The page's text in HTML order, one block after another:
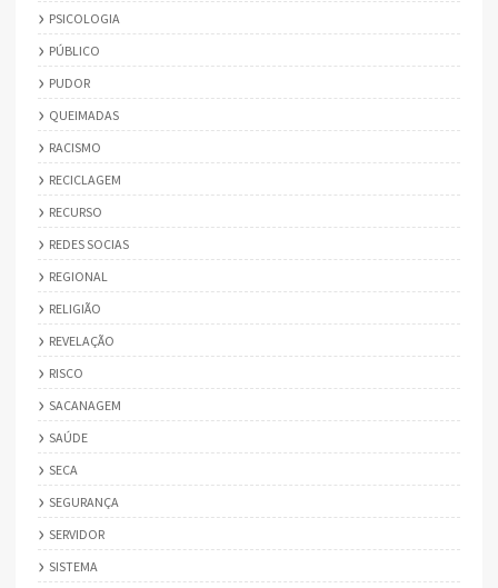
PSICOLOGIA
PÚBLICO
PUDOR
QUEIMADAS
RACISMO
RECICLAGEM
RECURSO
REDES SOCIAS
REGIONAL
RELIGIÃO
REVELAÇÃO
RISCO
SACANAGEM
SAÚDE
SECA
SEGURANÇA
SERVIDOR
SISTEMA